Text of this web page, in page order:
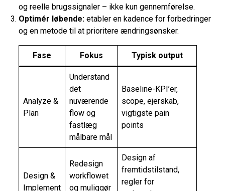
og reelle brugssignaler – ikke kun gennemførelse.
Optimér løbende: etabler en kadence for forbedringer
og en metode til at prioritere ændringsønsker.
Fase Fokus Typisk output
Analyze &
Plan
Understand
det
nuværende
flow og
fastlæg
målbare mål
Baseline-KPI’er,
scope, ejerskab,
vigtigste pain
points
Design &
Implement
Redesign
workflowet
og muliggør
Design af
fremtidstilstand,
regler for